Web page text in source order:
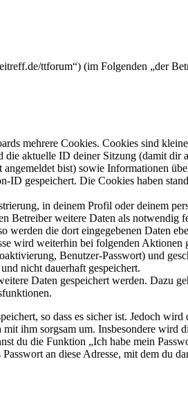
ttforum“) (im Folgenden „der
mehrere Cookies. Cookies sind
aktuelle ID deiner Sitzung (damit
bist) sowie Informationen
ID gespeichert. Die Cookies haben
in deinem Profil oder deinem
Betreiber weitere Daten als notwendig
werden die dort eingegebenen Daten
wird weiterhin bei folgenden
Benutzer-Passwort) und
nicht dauerhaft gespeichert.
Daten gespeichert werden. Dazu
so dass es sicher ist. Jedoch
ihm sorgsam um. Insbesondere
du die Funktion „Ich habe mein
an diese Adresse, mit dem du